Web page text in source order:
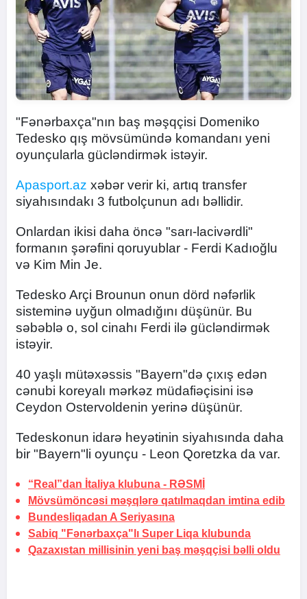
"Fənərbaxça"nın baş məşqçisi Domeniko
Tedesko qış mövsümündə komandanı yeni
oyunçularla gücləndirmək istəyir.
Apasport.az xəbər verir ki, artıq transfer
siyahısındakı 3 futbolçunun adı bəllidir.
Onlardan ikisi daha öncə "sarı-lacivərdli"
formanın şərəfini qoruyublar - Ferdi Kadıoğlu
və Kim Min Je.
Tedesko Arçi Brounun onun dörd nəfərlik
sisteminə uyğun olmadığını düşünür. Bu
səbəblə o, sol cinahı Ferdi ilə gücləndirmək
istəyir.
40 yaşlı mütəxəssis "Bayern"də çıxış edən
cənubi koreyalı mərkəz müdafiəçisini isə
Ceydon Ostervoldenin yerinə düşünür.
Tedeskonun idarə heyətinin siyahısında daha
bir "Bayern"li oyunçu - Leon Qoretzka da var.
“Real”dan İtaliya klubuna - RƏSMİ
Mövsümöncəsi məşqlərə qatılmaqdan imtina edib
Bundesliqadan A Seriyasına
Sabiq "Fənərbaxça"lı Super Liqa klubunda
Qazaxıstan millisinin yeni baş məşqçisi bəlli oldu